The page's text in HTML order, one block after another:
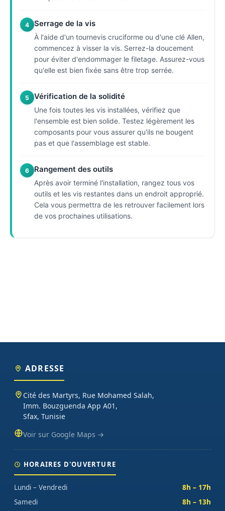
4 Serrage de la vis
À l'aide d'un tournevis cruciforme ou d'une clé Allen,
commencez à visser la vis. Serrez-la doucement
pour éviter d'endommager le filetage. Assurez-vous
qu'elle est bien fixée sans être trop serrée.
5 Vérification de la solidité
Une fois toutes les vis installées, vérifiez que
l'ensemble est bien solide. Testez légèrement les
composants pour vous assurer qu'ils ne bougent
pas et que l'assemblage est stable.
6 Rangement des outils
Après avoir terminé l'installation, rangez tous vos
outils et les vis restantes dans un endroit approprié.
Cela vous permettra de les retrouver facilement lors
de vos prochaines utilisations.
ADRESSE
Cité des Martyrs, Rue Mohamed Salah,
Imm. Bouzguenda App A01,
Sfax, Tunisie
Voir sur Google Maps →
HORAIRES D'OUVERTURE
Lundi – Vendredi
8h – 17h
Samedi
8h – 13h